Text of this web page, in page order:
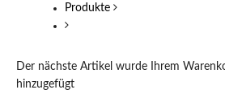
Produkte
Der nächste Artikel wurde Ihrem
hinzugefügt